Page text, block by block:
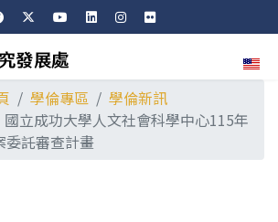
選擇
學倫專區
學倫新訊
國立成功大學人文社會科學中心115年
委託審查計畫